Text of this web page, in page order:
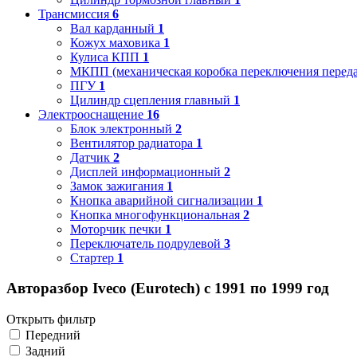
Трансмиссия 6
Вал карданный 1
Кожух маховика 1
Кулиса КПП 1
МКПП (механическая коробка переключения
ПГУ 1
Цилиндр сцепления главный 1
Электрооснащение 16
Блок электронный 2
Вентилятор радиатора 1
Датчик 2
Дисплей информационный 2
Замок зажигания 1
Кнопка аварийной сигнализации 1
Кнопка многофункциональная 2
Моторчик печки 1
Переключатель подрулевой 3
Стартер 1
Авторазбор Iveco (Eurotech) с 1991 по 1999 год
Открыть фильтр
Передний
Задний